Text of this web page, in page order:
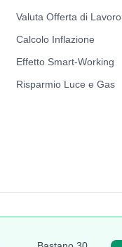
Valuta Offerta di Lavoro
Calcolo Inflazione
Effetto Smart-Working
Risparmio Luce e Gas